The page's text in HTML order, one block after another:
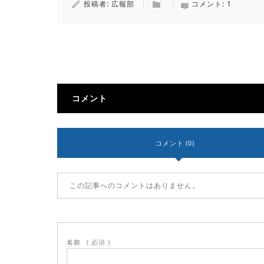
投稿者: 広報部 コメント: 1
コメント
コメント (0)
この記事へのコメントはありません。
名前 ( 必須 )